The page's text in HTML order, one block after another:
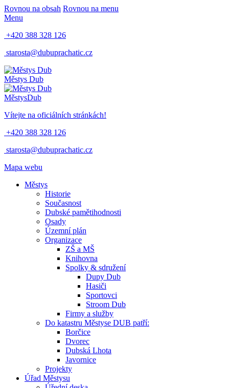
Rovnou na obsah Rovnou na menu
Menu
+420 388 328 126
starosta@dubuprachatic.cz
Městys Dub
MěstysDub
Vítejte na oficiálních stránkách!
+420 388 328 126
starosta@dubuprachatic.cz
Mapa webu
Městys
Historie
Současnost
Dubské pamětihodnosti
Osady
Územní plán
Organizace
ZŠ a MŠ
Knihovna
Spolky & sdružení
Dupy Dub
Hasiči
Sportovci
Stroom Dub
Firmy a služby
Do katastru Městyse DUB patří:
Borčice
Dvorec
Dubská Lhota
Javornice
Projekty
Úřad Městysu